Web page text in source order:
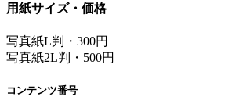
用紙サイズ・価格
写真紙L判・300円
写真紙2L判・500円
コンテンツ番号